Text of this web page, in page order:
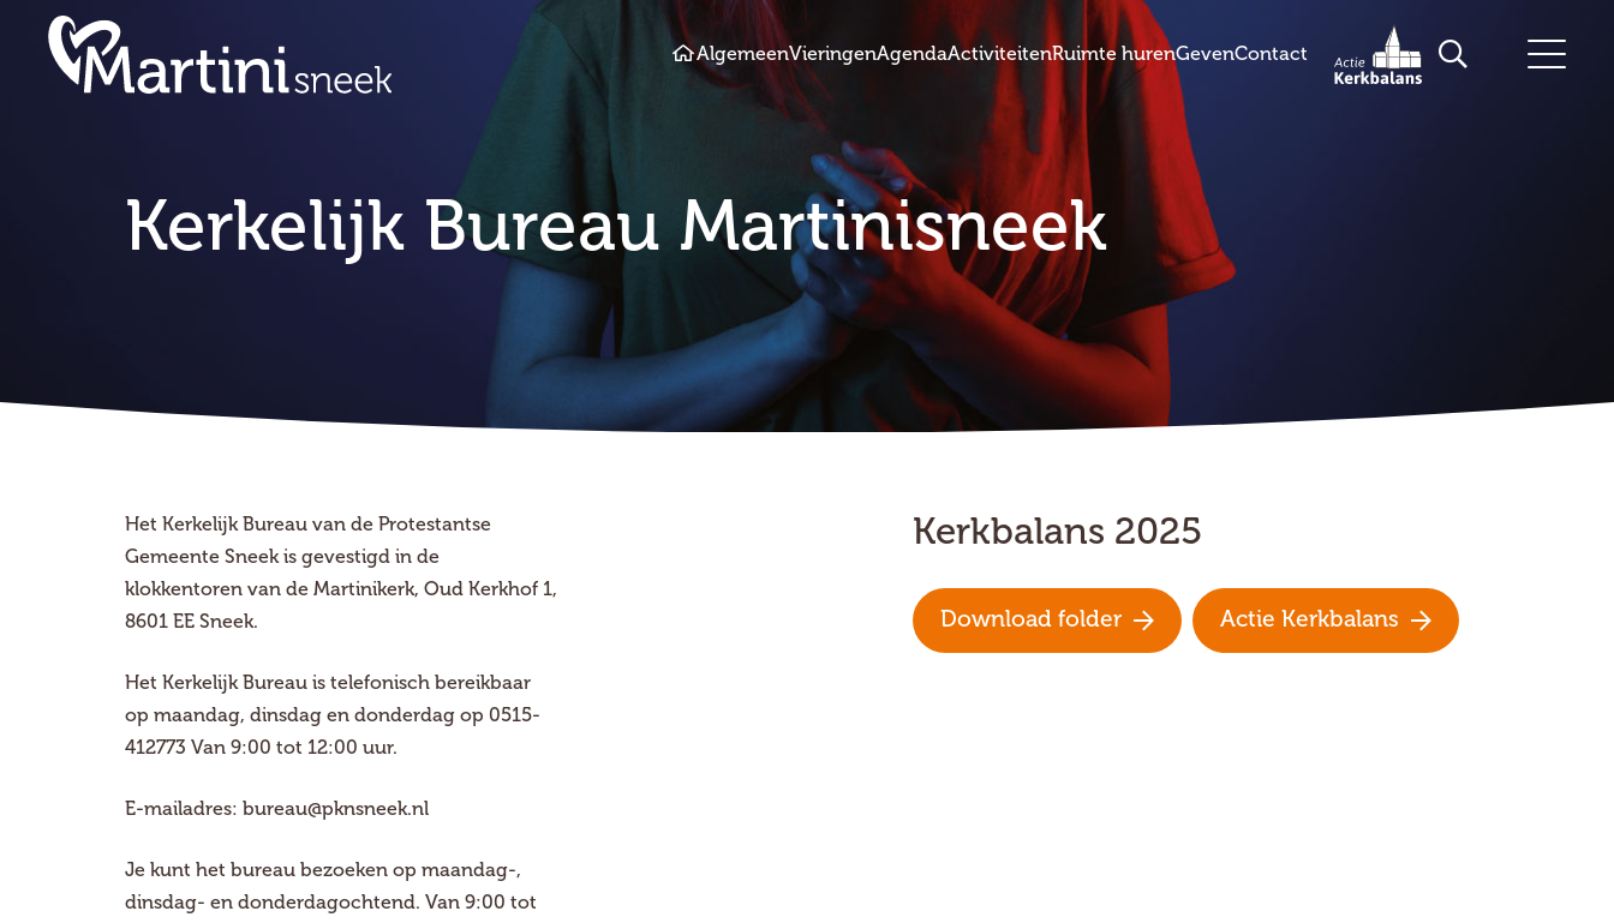
AlgemeenVieringenAgendaActiviteitenRuimte hurenGevenContact
Kerkelijk Bureau Martinisneek
Het Kerkelijk Bureau van de Protestantse
Gemeente Sneek is gevestigd in de
klokkentoren van de Martinikerk, Oud Kerkhof 1,
8601 EE Sneek.
Het Kerkelijk Bureau is telefonisch bereikbaar
op maandag, dinsdag en donderdag op 0515-
412773 Van 9:00 tot 12:00 uur.
E-mailadres: bureau@pknsneek.nl
Je kunt het bureau bezoeken op maandag-,
dinsdag- en donderdagochtend. Van 9:00 tot
Kerkbalans 2025
Download folder Actie Kerkbalans